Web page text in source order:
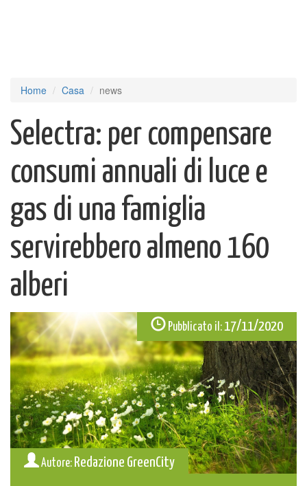
Home Casa news
Selectra: per compensare
consumi annuali di luce e
gas di una famiglia
servirebbero almeno 160
alberi
Pubblicato il:17/11/2020
Autore: Redazione GreenCity